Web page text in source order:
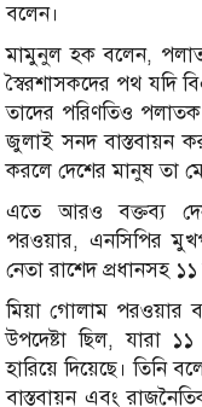
বলেন।
মামুনুল হক বলেন,
স্বৈরশাসকদের পথ যদি
তাদের পরিণতিও
জুলাই সনদ বাস্তবায়ন
করলে দেশের মানুষ তা
এতে আরও বক্তব্য দেন
পরওয়ার, এনসিপির
নেতা রাশেদ প্রধানসহ ১১
মিয়া গোলাম পরওয়ার
উপদেষ্টা ছিল, যারা
হারিয়ে দিয়েছে। তিনি
বাস্তবায়ন এবং